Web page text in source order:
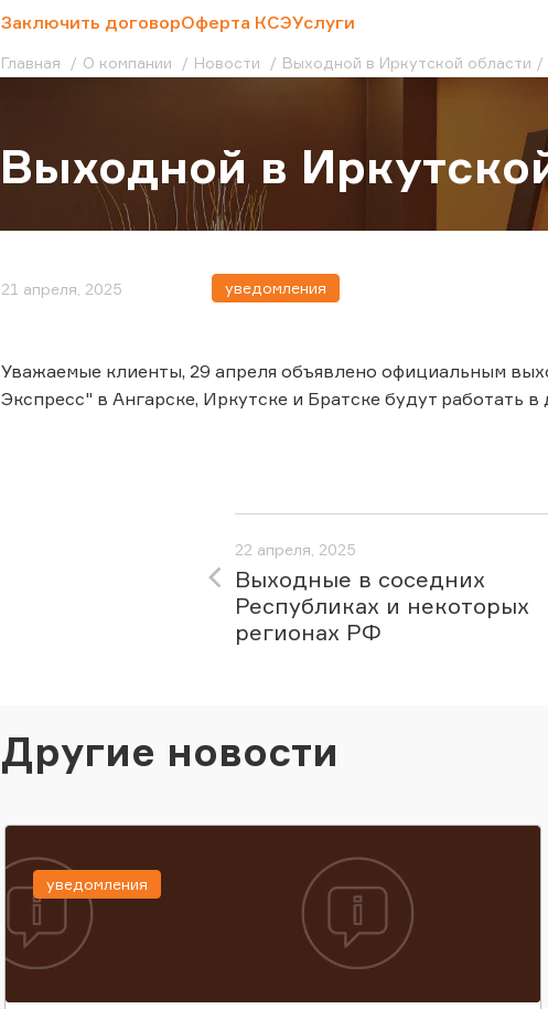
Заключить договорОферта КСЭУслуги
Главная О компании Новости Выходной в Иркутской области
Выходной в
21 апреля, 2025 уведомления
Уважаемые клиенты, 29 апреля объявлено официальным
Экспресс" в Ангарске, Иркутске и Братске будут работать
22 апреля, 2025
Выходные в соседних
Республиках и некоторых
регионах РФ
Другие новости
уведомления